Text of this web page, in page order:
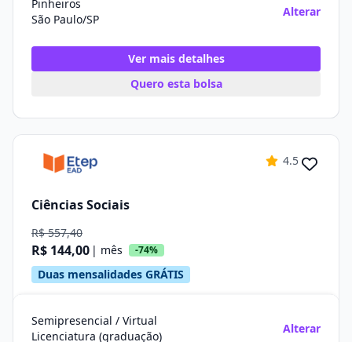
Pinheiros
São Paulo/SP
Alterar
Ver mais detalhes
Quero esta bolsa
4.5
Ciências Sociais
R$ 557,40
R$ 144,00 | mês -74%
Duas mensalidades GRÁTIS
Semipresencial / Virtual
Licenciatura (graduação)
Alterar